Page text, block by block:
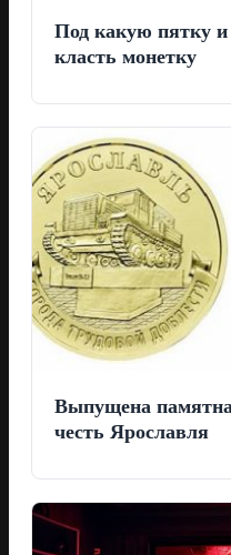
Под какую пятку
класть монетку
Выпущена
честь Ярославля